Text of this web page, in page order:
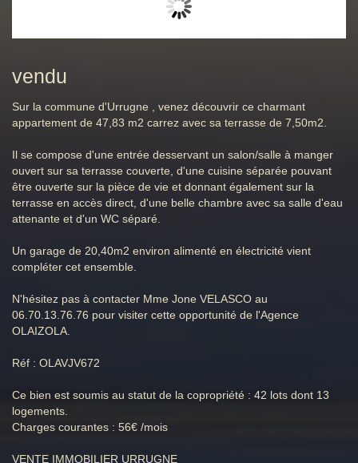
vendu
Sur la commune d'Urrugne , venez découvrir ce charmant
appartement de 47,83 m2 carrez avec sa terrasse de 7,50m2.
Il se compose d'une entrée desservant un salon/salle à manger
ouvert sur sa terrasse couverte, d'une cuisine séparée pouvant
être ouverte sur la pièce de vie et donnant également sur la
terrasse en accès direct, d'une belle chambre avec sa salle d'eau
attenante et d'un WC séparé.
Un garage de 20,40m2 environ alimenté en électricité vient
compléter cet ensemble.
N'hésitez pas à contacter Mme Jone VELASCO au
06.70.13.76.76 pour visiter cette opportunité de l'Agence
OLAIZOLA.
Réf : OLAVJV672
Ce bien est soumis au statut de la copropriété : 42 lots dont 13
logements.
Charges courantes : 56€ /mois
VENTE IMMOBILIER URRUGNE